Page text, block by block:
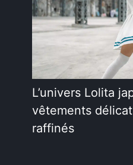
L’univers Lolita
vêtements
raffinés